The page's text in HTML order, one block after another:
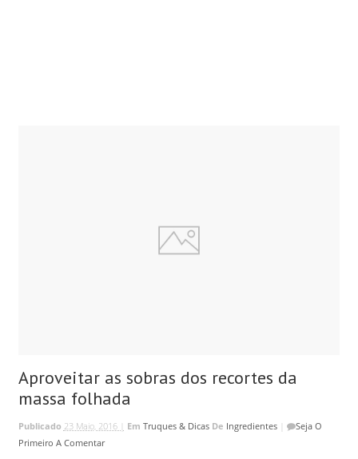
Aproveitar as sobras dos recortes da
massa folhada
Publicado 23 Maio, 2016 | Em Truques & Dicas De Ingredientes|
Seja O
Primeiro A Comentar